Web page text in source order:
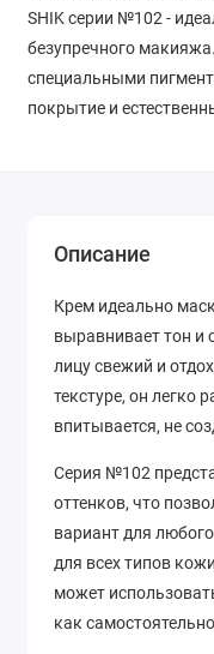
SHIK серии №102 -
безупречного
специальными
покрытие и
Описание
Крем идеально
выравнивает тон и
лицу свежий и
текстуре, он легко
впитывается, не
Серия №102
оттенков, что
вариант для
для всех типов
может
как